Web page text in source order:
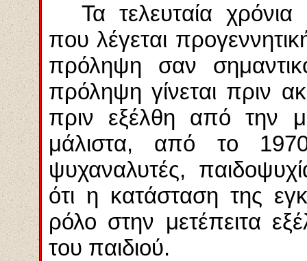
Τα τελευταία
που λέγεται
πρόληψη σαν
πρόληψη γίνεται πριν
πριν εξέλθη από την
μάλιστα, από το 1970
ψυχαναλυτές,
ότι η κατάσταση της
ρόλο στην μετέπειτα
του παιδιού.